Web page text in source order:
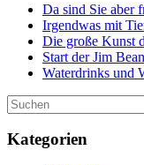
Da sind Sie aber
Irgendwas mit
Die große Kunst
Start der Jim
Waterdrinks und
Kategorien